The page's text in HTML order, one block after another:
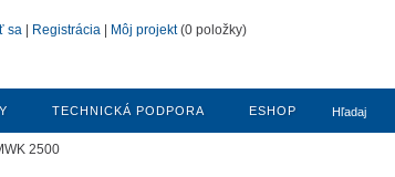
sa Registrácia Môj projekt(0 položky)
TECHNICKÁ PODPORA ESHOP
2500